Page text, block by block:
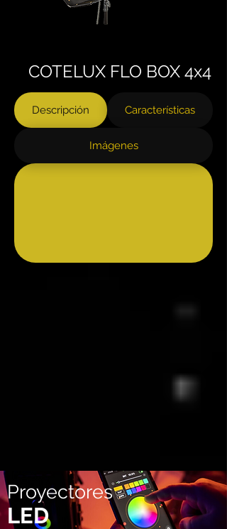
COTELUX FLO BOX 4x4
Descripción Características
Imágenes
Proyectores
LED